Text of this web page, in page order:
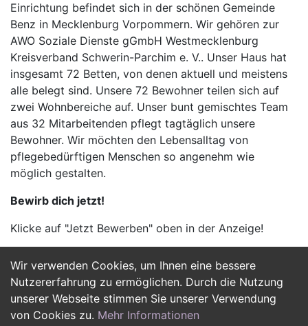
Wir verwenden Cookies, um Ihnen eine bessere
Nutzererfahrung zu ermöglichen. Durch die Nutzung
unserer Webseite stimmen Sie unserer Verwendung
von Cookies zu. Mehr Informationen
Einrichtung befindet sich in der schönen Gemeinde
Benz in Mecklenburg Vorpommern. Wir gehören zur
AWO Soziale Dienste gGmbH Westmecklenburg
Kreisverband Schwerin-Parchim e. V.. Unser Haus hat
insgesamt 72 Betten, von denen aktuell und meistens
alle belegt sind. Unsere 72 Bewohner teilen sich auf
zwei Wohnbereiche auf. Unser bunt gemischtes Team
aus 32 Mitarbeitenden pflegt tagtäglich unsere
Bewohner. Wir möchten den Lebensalltag von
pflegebedürftigen Menschen so angenehm wie
möglich gestalten.
Bewirb dich jetzt!
Klicke auf "Jetzt Bewerben" oben in der Anzeige!
Jetzt Bewerben